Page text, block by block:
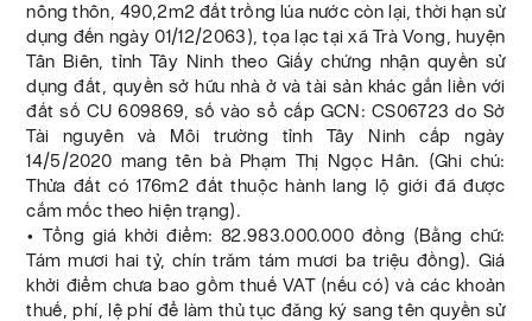
nông thôn, 490,2m2 đất trồng lúa nước còn lại, thời hạn sử
dụng đến ngày 01/12/2063), tọa lạc tại xã Trà Vong, huyện
Tân Biên, tỉnh Tây Ninh theo Giấy chứng nhận quyền sử
dụng đất, quyền sở hữu nhà ở và tài sản khác gắn liền với
đất số CU 609869, số vào sổ cấp GCN: CS06723 do Sở
Tài nguyên và Môi trường tỉnh Tây Ninh cấp ngày
14/5/2020 mang tên bà Phạm Thị Ngọc Hân. (Ghi chú:
Thửa đất có 176m2 đất thuộc hành lang lộ giới đã được
cắm mốc theo hiện trạng).
• Tổng giá khởi điểm: 82.983.000.000 đồng (Bằng chữ:
Tám mươi hai tỷ, chín trăm tám mươi ba triệu đồng). Giá
khởi điểm chưa bao gồm thuế VAT (nếu có) và các khoản
thuế, phí, lệ phí để làm thủ tục đăng ký sang tên quyền sử